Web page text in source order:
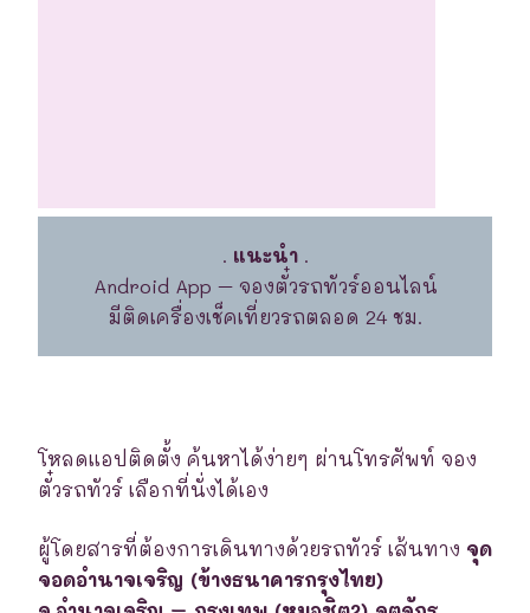
. แนะนำ.
Android App – จองตั๋วรถทัวร์ออนไลน์
มีติดเครื่องเช็คเที่ยวรถตลอด 24 ชม.
โหลดแอปติดตั้ง ค้นหาได้ง่ายๆ ผ่านโทรศัพท์ จอง
ตั๋วรถทัวร์ เลือกที่นั่งได้เอง
ผู้โดยสารที่ต้องการเดินทางด้วยรถทัวร์ เส้นทาง จุด
จอดอำนาจเจริญ (ข้างธนาคารกรุงไทย)